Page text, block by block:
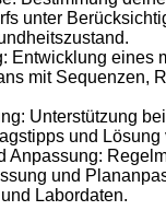
unter
Entwicklung eines
mit Sequenzen,
Unterstützung
und Lösung
Anpassung:
und
Labordaten.